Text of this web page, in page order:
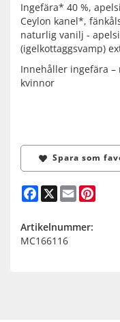
Ingefära* 40 %,
Ceylon kanel*,
naturlig vanilj -
(igelkottaggsvamp)
Innehåller ingefära –
kvinnor
Spara som
Facebook
X Email
Artikelnummer:
MC166116